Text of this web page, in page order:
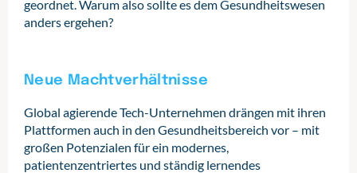
geordnet. Warum also sollte es dem Gesundheitswesen
anders ergehen?
Neue Machtverhältnisse
Global agierende Tech-Unternehmen drängen mit ihren
Plattformen auch in den Gesundheitsbereich vor – mit
großen Potenzialen für ein modernes,
patientenzentriertes und ständig lernendes